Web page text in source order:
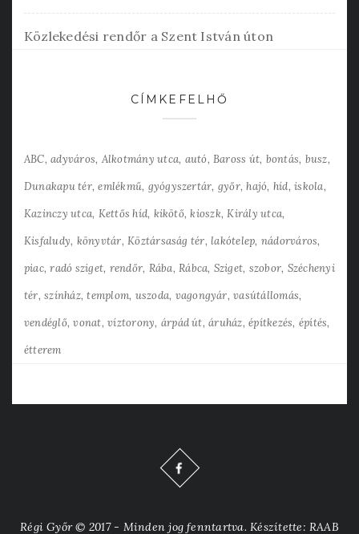
Közlekedési rendőr a Szent István úton
CÍMKEFELHŐ
ABC adyváros Alkotmány utca autó Baross út bontás busz
Dunakapu tér emlékmű gyógyszertár győr hajó híd iskola
Kazinczy utca Kettős híd kikötő kioszk Király utca
Kisfaludy könyvtár Köztársaság tér lakótelep nádorváros
piac radó sziget rendőr Rába Rábca Sziget szobor Széchenyi
tér színház templom uszoda vagongyár vasútállomás
vendéglő vonat víztorony árpád út áruház építkezés építés
étterem
Régi Győr © 2017 - Minden jog fenntartva. Készítette: RAAB